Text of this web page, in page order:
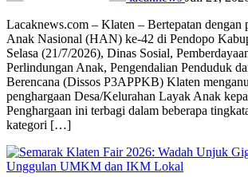
Lacaknews.com – Klaten – Bertepatan dengan
Anak Nasional (HAN) ke-42 di Pendopo
Selasa (21/7/2026), Dinas Sosial,
Perlindungan Anak, Pengendalian Penduduk
Berencana (Dissos P3APPKB) Klaten
penghargaan Desa/Kelurahan Layak Anak
Penghargaan ini terbagi dalam beberapa
kategori […]